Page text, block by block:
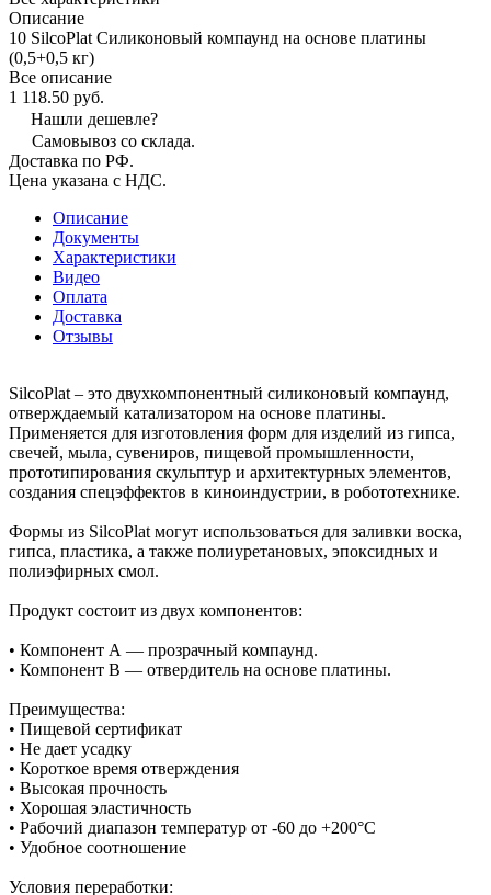
Описание
10 SilcoPlat Силиконовый компаунд на основе платины
(0,5+0,5 кг)
Все описание
1 118.50 руб.
Нашли дешевле?
Самовывоз со склада.
Доставка по РФ.
Цена указана с НДС.
Описание
Документы
Характеристики
Видео
Оплата
Доставка
Отзывы
SilcoPlat – это двухкомпонентный силиконовый компаунд,
отверждаемый катализатором на основе платины.
Применяется для изготовления форм для изделий из гипса,
свечей, мыла, сувениров, пищевой промышленности,
прототипирования скульптур и архитектурных элементов,
создания спецэффектов в киноиндустрии, в робототехнике.
Формы из SilcoPlat могут использоваться для заливки воска,
гипса, пластика, а также полиуретановых, эпоксидных и
полиэфирных смол.
Продукт состоит из двух компонентов:
• Компонент А — прозрачный компаунд.
• Компонент В — отвердитель на основе платины.
Преимущества:
• Пищевой сертификат
• Не дает усадку
• Короткое время отверждения
• Высокая прочность
• Хорошая эластичность
• Рабочий диапазон температур от -60 до +200°С
• Удобное соотношение
Условия переработки: